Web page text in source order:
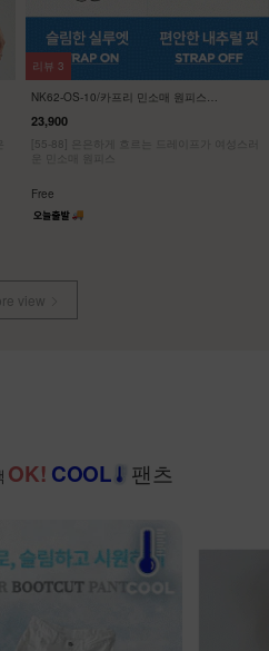
KO22-T-12/배색 브이넥 스판티
19,9007,900
[ 한정수량 특가 ]
M(~66),L(~88),XL(~100),1(~120)
리뷰 21
view
OK! COOL 팬츠